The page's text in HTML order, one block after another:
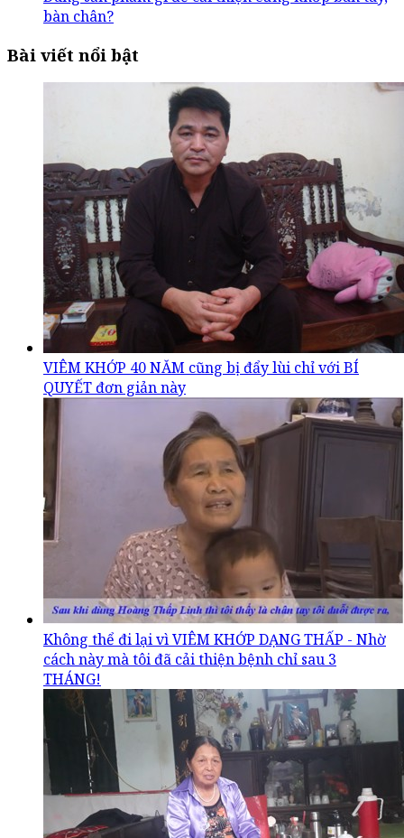
bàn chân?
Bài viết nổi bật
VIÊM KHỚP 40 NĂM cũng bị đẩy lùi chỉ với BÍ
QUYẾT đơn giản này
Không thể đi lại vì VIÊM KHỚP DẠNG THẤP - Nhờ
cách này mà tôi đã cải thiện bệnh chỉ sau 3
THÁNG!